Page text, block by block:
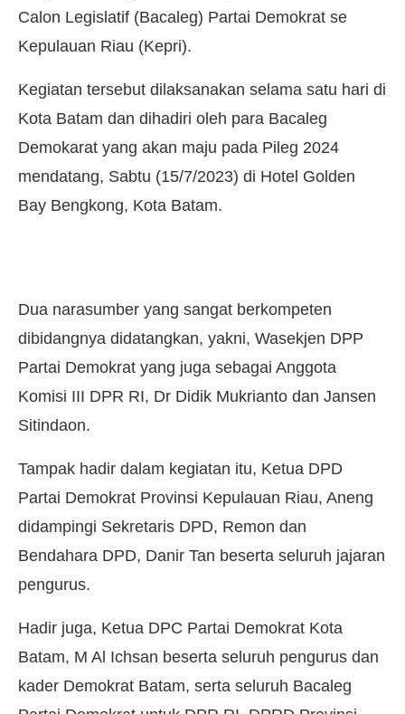
Calon Legislatif (Bacaleg) Partai Demokrat se
Kepulauan Riau (Kepri).
Kegiatan tersebut dilaksanakan selama satu hari di
Kota Batam dan dihadiri oleh para Bacaleg
Demokarat yang akan maju pada Pileg 2024
mendatang, Sabtu (15/7/2023) di Hotel Golden
Bay Bengkong, Kota Batam.
Dua narasumber yang sangat berkompeten
dibidangnya didatangkan, yakni, Wasekjen DPP
Partai Demokrat yang juga sebagai Anggota
Komisi III DPR RI, Dr Didik Mukrianto dan Jansen
Sitindaon.
Tampak hadir dalam kegiatan itu, Ketua DPD
Partai Demokrat Provinsi Kepulauan Riau, Aneng
didampingi Sekretaris DPD, Remon dan
Bendahara DPD, Danir Tan beserta seluruh jajaran
pengurus.
Hadir juga, Ketua DPC Partai Demokrat Kota
Batam, M Al Ichsan beserta seluruh pengurus dan
kader Demokrat Batam, serta seluruh Bacaleg